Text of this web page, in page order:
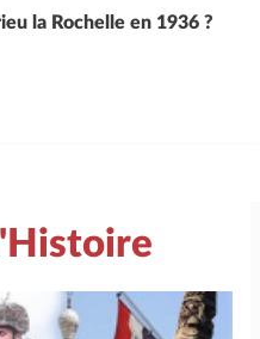
la Rochelle en 1936 ?